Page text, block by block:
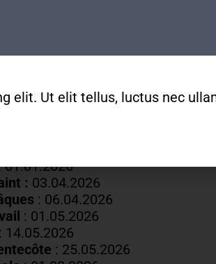
geneve.ch
01.01.2026
: 03.04.2026
: 06.04.2026
: 01 .05.2026
: 14.05.2026
: 25.05.2026
elit. Ut elit tellus, luctus nec